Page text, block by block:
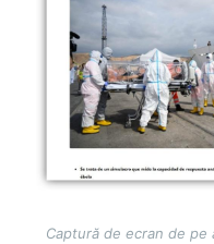
Captură de ecran de pe